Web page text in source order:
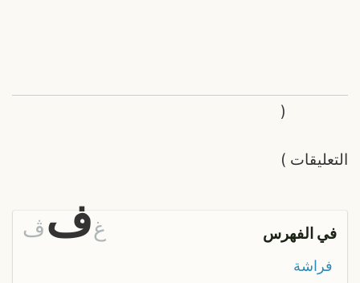
التعليقات
(
)
في الفهرس غفڤ
فراشة